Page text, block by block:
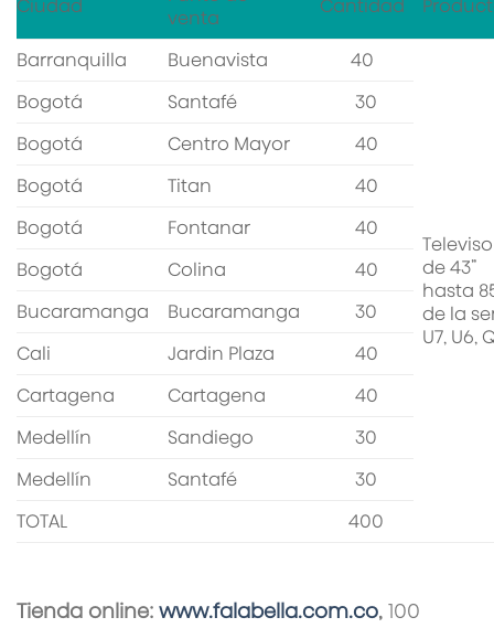
Ciudad
venta
Cantidad
Barranquilla Buenavista 40
de 43”
hasta
de la
U7, U6,
Bogotá Santafé
30
Bogotá
Centro Mayor
40
Bogotá
Titan
40
Bogotá
Fontanar
40
Bogotá
Colina
40
Bucaramanga
Bucaramanga
30
Cali
Jardin Plaza
40
Cartagena
Cartagena
40
Medellín
Sandiego
30
Medellín
Santafé
30
TOTAL
400
Tienda online: www.falabella.com.co, 100